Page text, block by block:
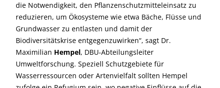
die Notwendigkeit, den Pflanzenschutzmitteleinsatz zu
reduzieren, um Ökosysteme wie etwa Bäche, Flüsse und
Grundwasser zu entlasten und damit der
Biodiversitätskrise entgegenzuwirken“, sagt Dr.
Maximilian Hempel, DBU-Abteilungsleiter
Umweltforschung. Speziell Schutzgebiete für
Wasserressourcen oder Artenvielfalt sollten Hempel